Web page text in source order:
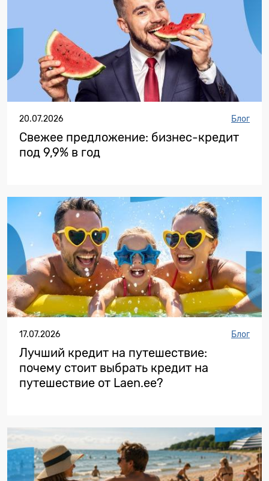
20.07.2026 Блог
Свежее предложение: бизнес-кредит
под 9,9% в год
17.07.2026 Блог
Лучший кредит на путешествие:
почему стоит выбрать кредит на
путешествие от Laen.ee?